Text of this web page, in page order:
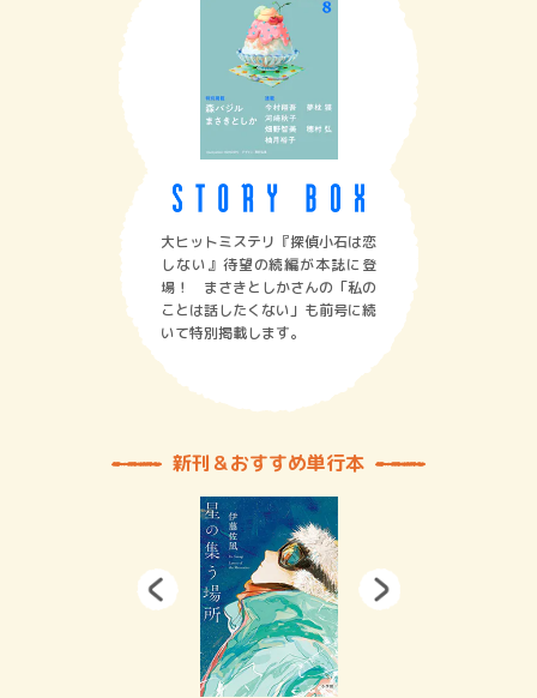
大ヒットミステリ『探偵小石は恋
しない』待望の続編が本誌に登
場！ まさきとしかさんの「私の
ことは話したくない」も前号に続
いて特別掲載します。
新刊＆おすすめ単行本